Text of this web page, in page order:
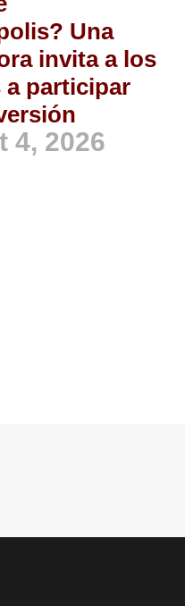
Una
invita a los
a participar
4, 2026